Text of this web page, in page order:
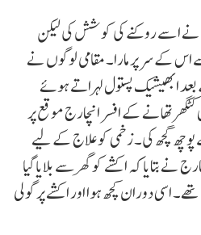
نے اسے روکنے کی کوشش کی لیکن
کے سر پر مارا۔ مقامی لوگوں نے
ابھیشیک پستول لہراتے ہوئے
کٹگھر تھانے کے افسر انچارج موقع پر
گچھ کی۔ زخمی کو علاج کے لیے
نے بتایا کہ اکشے کو گھر سے بلایا گیا
اسی دوران کچھ ہوا اور اکشے پر گولی